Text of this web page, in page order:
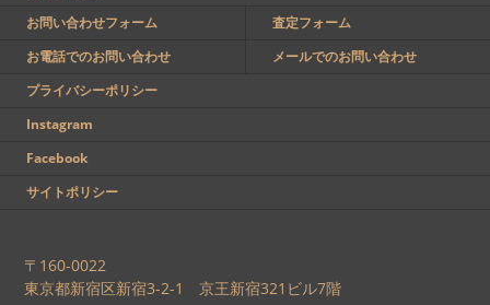
〒160-0022
東京都新宿区新宿3-2-1 京王新宿321ビル7階
お問い合わせフォーム
査定フォーム
お電話でのお問い合わせ
メールでのお問い合わせ
プライバシーポリシー
Instagram
Facebook
サイトポリシー